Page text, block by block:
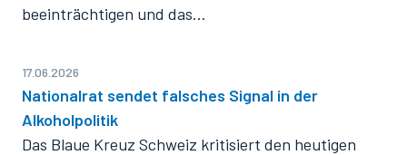
beeinträchtigen und das…
17.06.2026
Nationalrat sendet falsches Signal in der
Alkoholpolitik
Das Blaue Kreuz Schweiz kritisiert den heutigen